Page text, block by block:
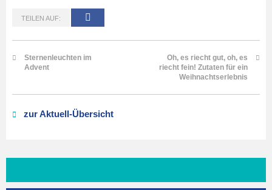
TEILEN AUF:
Sternenleuchten im
Advent
Oh, es riecht gut, oh, es
riecht fein! Zutaten für ein
Weihnachtserlebnis
zur Aktuell-Übersicht